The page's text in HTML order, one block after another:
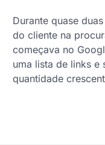
Durante quase
do cliente na
começava no
uma lista de links e
quantidade